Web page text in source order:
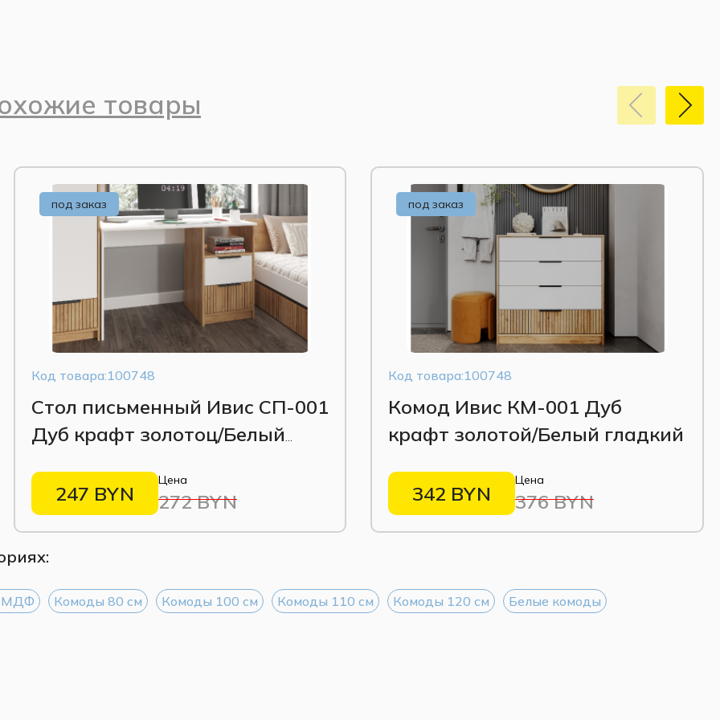
конструкции.
Изделие сертифицировано.
товары
под заказ
Код товара:100748
Стол письменный Ивис СП-001
Дуб крафт золотоц/Белый
Цена
272 BYN
247 BYN
под заказ
Код товара:100748
Комод Ивис КМ-001 Дуб
крафт золотой/Белый гладкий
Цена
376 BYN
342 BYN
МДФ Комоды 80 см Комоды 100 см Комоды 110 см Комоды 120 см Белые комоды